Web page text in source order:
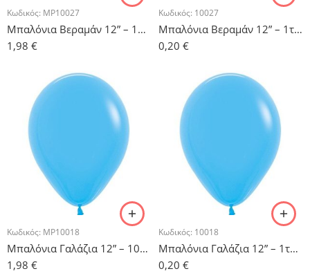
Κωδικός: MP10027
Μπαλόνια Βεραμάν 12” – 10τμχ.
1,98 €
Κωδικός: 10027
Μπαλόνια Βεραμάν 12” – 1τμχ.
0,20 €
Κωδικός: MP10018
Μπαλόνια Γαλάζια 12” – 10τμχ.
1,98 €
Κωδικός: 10018
Μπαλόνια Γαλάζια 12” – 1τμχ.
0,20 €